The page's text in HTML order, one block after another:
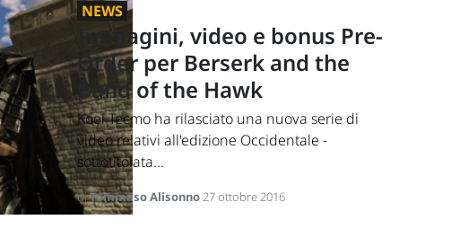
NEWS
Immagini, video e bonus Pre-
Order per Berserk and the
Band of the Hawk
Koei Tecmo ha rilasciato una nuova serie di
video relativi all'edizione Occidentale -
sottotitolata...
diTommaso Alisonno27 ottobre 2016